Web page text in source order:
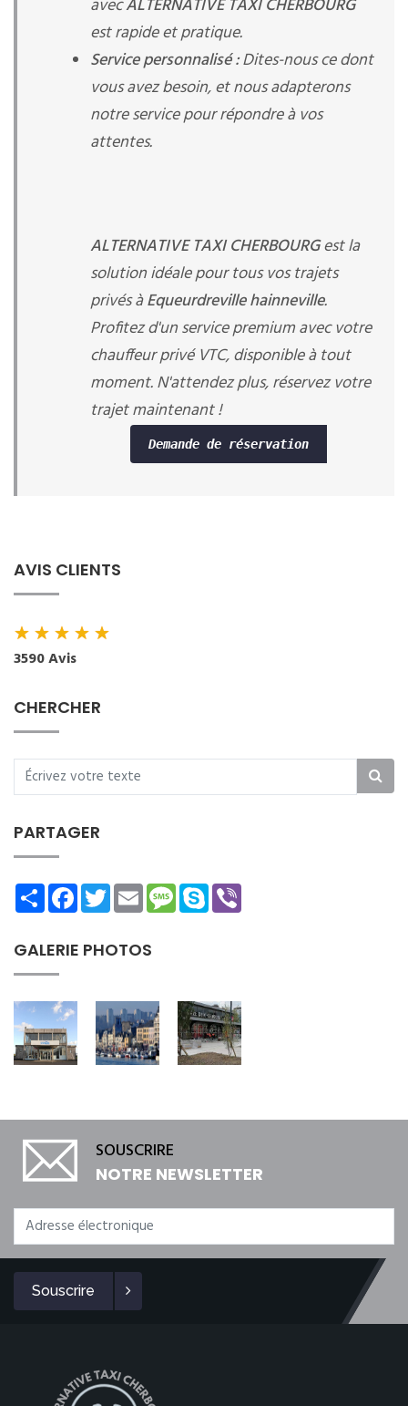
avecALTERNATIVE TAXI CHERBOURG
est rapide et pratique.
Service personnalisé :Dites-nous ce dont
vous avez besoin, et nous adapterons
notre service pour répondre à vos
attentes.
ALTERNATIVE TAXI CHERBOURGest la
solution idéale pour tous vos trajets
privés àEqueurdreville hainneville.
Profitez d'un service premium avec votre
chauffeur privé VTC, disponible à tout
moment. N'attendez plus, réservez votre
trajet maintenant !
Demande de réservation
AVIS CLIENTS
★★★★★
3590 Avis
CHERCHER
PARTAGER
ShareFacebookTwitterEmailMessage
Skype
GALERIE PHOTOS
SOUSCRIRE
NOTRE NEWSLETTER
Souscrire